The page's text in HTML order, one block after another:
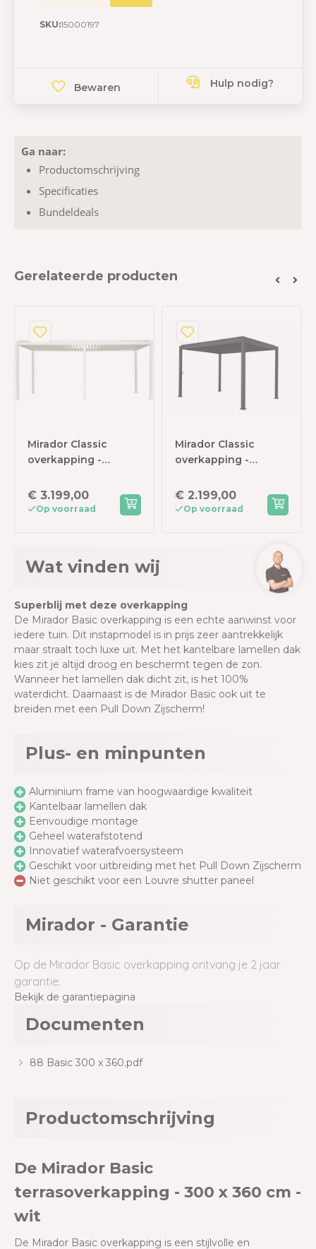
SKU:15000197
Bewaren Hulp nodig?
Ga naar:
Productomschrijving
Specificaties
Bundeldeals
Gerelateerde producten
Mirador Classic
overkapping -
€ 3.199,00
Op voorraad
Mirador Classic
overkapping -
Antraciet
€ 2.199,00
Op voorraad
Wat vinden wij
Superblij met deze overkapping
De Mirador Basic overkapping is een echte aanwinst voor
iedere tuin. Dit instapmodel is in prijs zeer aantrekkelijk
maar straalt toch luxe uit. Met het kantelbare lamellen dak
kies zit je altijd droog en beschermt tegen de zon.
Wanneer het lamellen dak dicht zit, is het 100%
waterdicht. Daarnaast is de Mirador Basic ook uit te
breiden met een Pull Down Zijscherm!
Plus- en minpunten
Aluminium frame van hoogwaardige kwaliteit
Kantelbaar lamellen dak
Eenvoudige montage
Geheel waterafstotend
Innovatief waterafvoersysteem
Geschikt voor uitbreiding met het Pull Down Zijscherm
Niet geschikt voor een Louvre shutter paneel
Mirador - Garantie
Op de Mirador Basic overkapping ontvang je 2 jaar
garantie.
Bekijk de garantiepagina
Documenten
88 Basic 300 x 360.pdf
Productomschrijving
De Mirador Basic
terrasoverkapping - 300 x 360 cm -
wit
De Mirador Basic overkapping is een stijlvolle en